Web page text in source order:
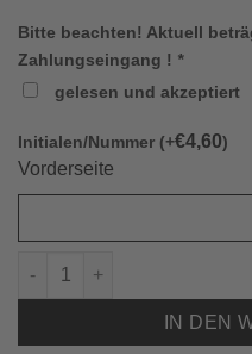
Bitte beachten! Aktuell
Zahlungseingang ! *
gelesen und akzeptiert
Initialen/Nummer (+€4,60)
Vorderseite
832005 SPORTTASCHE
IN DEN